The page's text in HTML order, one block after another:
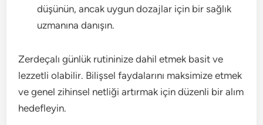
düşünün, ancak uygun dozajlar için bir sağlık
uzmanına danışın.
Zerdeçalı günlük rutininize dahil etmek basit ve
lezzetli olabilir. Bilişsel faydalarını maksimize etmek
ve genel zihinsel netliği artırmak için düzenli bir alım
hedefleyin.